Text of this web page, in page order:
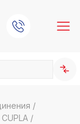
/
/